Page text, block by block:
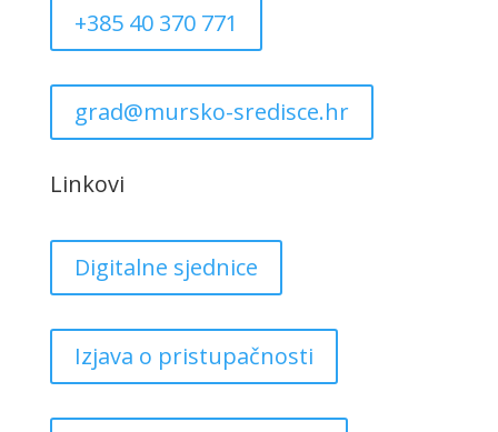
+385 40 370 771
grad@mursko-sredisce.hr
Linkovi
Digitalne sjednice
Izjava o pristupačnosti